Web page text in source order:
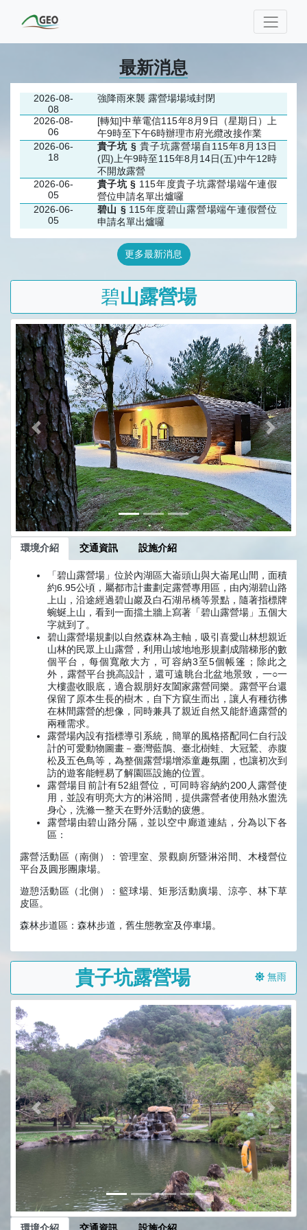
最新消息
2026-08-
08
強降雨來襲 露營場場域封閉
2026-08-
06
[轉知]中華電信115年8月9日（星期日）上
午9時至下午6時辦理市府光纜改接作業
2026-06-
18
貴子坑 §貴子坑露營場自115年8月13日
(四)上午9時至115年8月14日(五)中午12時
不開放露營
2026-06-
05
貴子坑 § 115年度貴子坑露營場端午連假
營位申請名單出爐囉
2026-06-
05
碧山 § 115年度碧山露營場端午連假營位
申請名單出爐囉
更多最新消息
碧山露營場
前一張 下一張
環境介紹 交通資訊 設施介紹
「碧山露營場」位於內湖區大崙頭山與大崙尾山間，面積
約6.95公頃，屬都市計畫劃定露營專用區，由內湖碧山路
上山，沿途經過碧山巖及白石湖吊橋等景點，隨著指標牌
蜿蜒上山，看到一面擋土牆上寫著「碧山露營場」五個大
字就到了。
碧山露營場規劃以自然森林為主軸，吸引喜愛山林想親近
山林的民眾上山露營，利用山坡地地形規劃成階梯形的數
個平台，每個寬敞大方，可容納3至5個帳篷；除此之
外，露營平台挑高設計，還可遠眺台北盆地景致，一○一
大樓盡收眼底，適合親朋好友闔家露營同樂。露營平台還
保留了原本生長的樹木，自下方竄生而出，讓人有種彷彿
在林間露營的想像，同時兼具了親近自然又能舒適露營的
兩種需求。
露營場內設有指標導引系統，簡單的風格搭配同仁自行設
計的可愛動物圖畫－臺灣藍鵲、臺北樹蛙、大冠鷲、赤腹
松及五色鳥等，為整個露營場增添童趣氛圍，也讓初次到
訪的遊客能輕易了解園區設施的位置。
露營場目前計有52組營位，可同時容納約200人露營使
用，並設有明亮大方的淋浴間，提供露營者使用熱水盥洗
身心，洗滌一整天在野外活動的疲憊。
露營場由碧山路分隔，並以空中廊道連結，分為以下各
區：
露營活動區（南側）：管理室、景觀廁所暨淋浴間、木棧營位
平台及圓形團康場。
遊憩活動區（北側）：籃球場、矩形活動廣場、涼亭、林下草
皮區。
森林步道區：森林步道，舊生態教室及停車場。
貴子坑露營場 無雨
前一張 下一張